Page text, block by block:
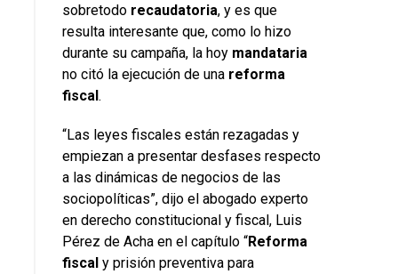
sobretodo recaudatoria, y es que
resulta interesante que, como lo hizo
durante su campaña, la hoy mandataria
no citó la ejecución de una reforma
fiscal.
“Las leyes fiscales están rezagadas y
empiezan a presentar desfases respecto
a las dinámicas de negocios de las
sociopolíticas”, dijo el abogado experto
en derecho constitucional y fiscal, Luis
Pérez de Acha en el capítulo “Reforma
fiscaly prisión preventiva para